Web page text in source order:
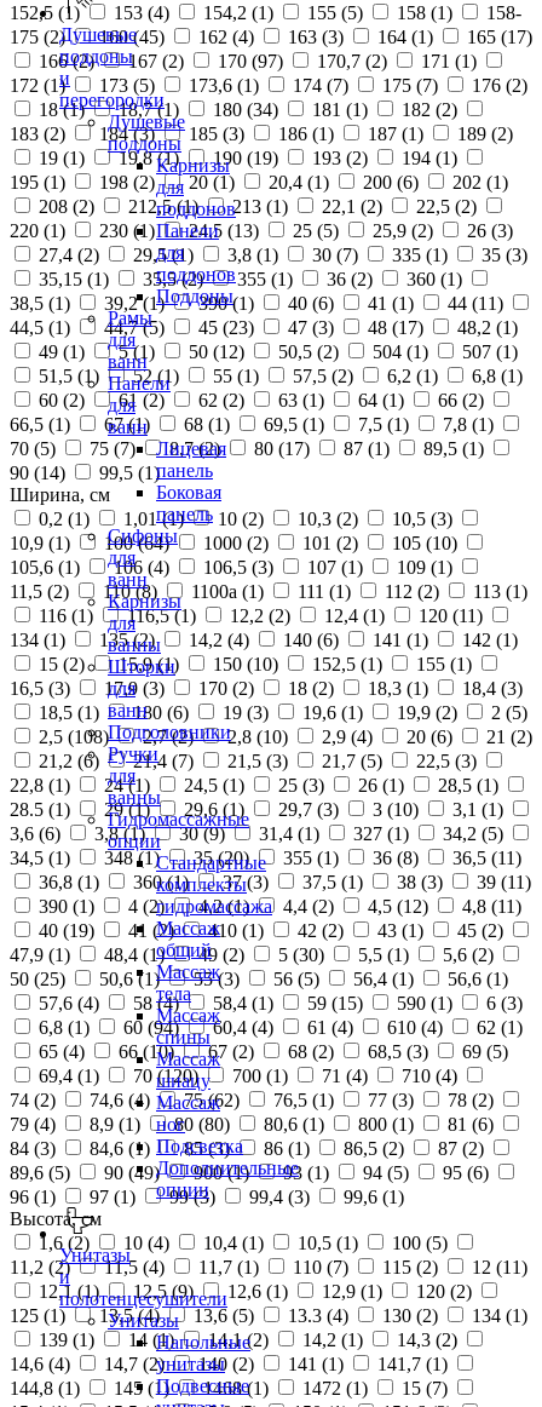
Душевые
поддоны
и
перегородки
Душевые
поддоны
Карнизы
для
поддонов
Панели
для
поддонов
Поддоны
Рамы
для
ванн
Панели
для
ванн
Лицевая
панель
Боковая
панель
Сифоны
для
ванн
Карнизы
для
ванны
Шторки
для
ванн
Подголовники
Ручки
для
ванны
Гидромассажные
опции
Стандартные
комплекты
гидромассажа
Массаж
общий
Массаж
тела
Массаж
спины
Массаж
шиацу
Массаж
ног
Подсветка
Дополнительные
опции
Унитазы
и
полотенцесушители
Унитазы
Напольные
унитазы
Подвесные
152,5 (1) 153 (4) 154,2 (1) 155 (5) 158 (1)
158-
175 (2) 160 (45) 162 (4) 163 (3) 164 (1) 165 (17)
166 (2) 167 (2) 170 (97) 170,7 (2) 171 (1)
172 (1) 173 (5) 173,6 (1) 174 (7) 175 (7) 176 (2)
18 (1) 18,7 (1) 180 (34) 181 (1) 182 (2)
183 (2) 184 (3) 185 (3) 186 (1) 187 (1) 189 (2)
19 (1) 19,8 (1) 190 (19) 193 (2) 194 (1)
195 (1) 198 (2) 20 (1) 20,4 (1) 200 (6) 202 (1)
208 (2) 212,5 (1) 213 (1) 22,1 (2) 22,5 (2)
220 (1) 230 (1) 24,5 (13) 25 (5) 25,9 (2) 26 (3)
27,4 (2) 29,5 (1) 3,8 (1) 30 (7) 335 (1) 35 (3)
35,15 (1) 35,5 (2) 355 (1) 36 (2) 360 (1)
38,5 (1) 39,2 (1) 390 (1) 40 (6) 41 (1) 44 (11)
44,5 (1) 44,7 (5) 45 (23) 47 (3) 48 (17) 48,2 (1)
49 (1) 5 (1) 50 (12) 50,5 (2) 504 (1) 507 (1)
51,5 (1) 52 (1) 55 (1) 57,5 (2) 6,2 (1) 6,8 (1)
60 (2) 61 (2) 62 (2) 63 (1) 64 (1) 66 (2)
66,5 (1) 67 (1) 68 (1) 69,5 (1) 7,5 (1) 7,8 (1)
70 (5) 75 (7) 8,7 (2) 80 (17) 87 (1) 89,5 (1)
90 (14) 99,5 (1)
Ширина, см
0,2 (1) 1,01 (1) 10 (2) 10,3 (2) 10,5 (3)
10,9 (1) 100 (64) 1000 (2) 101 (2) 105 (10)
105,6 (1) 106 (4) 106,5 (3) 107 (1) 109 (1)
11,5 (2) 110 (8) 1100а (1) 111 (1) 112 (2) 113 (1)
116 (1) 116,5 (1) 12,2 (2) 12,4 (1) 120 (11)
134 (1) 135 (2) 14,2 (4) 140 (6) 141 (1) 142 (1)
15 (2) 15,9 (1) 150 (10) 152,5 (1) 155 (1)
16,5 (3) 17,9 (3) 170 (2) 18 (2) 18,3 (1) 18,4 (3)
18,5 (1) 180 (6) 19 (3) 19,6 (1) 19,9 (2) 2 (5)
2,5 (108) 2,7 (2) 2,8 (10) 2,9 (4) 20 (6) 21 (2)
21,2 (6) 21,4 (7) 21,5 (3) 21,7 (5) 22,5 (3)
22,8 (1) 24 (1) 24,5 (1) 25 (3) 26 (1) 28,5 (1)
28.5 (1) 29 (1) 29,6 (1) 29,7 (3) 3 (10) 3,1 (1)
3,6 (6) 3,8 (1) 30 (9) 31,4 (1) 327 (1) 34,2 (5)
34,5 (1) 348 (1) 35 (20) 355 (1) 36 (8) 36,5 (11)
36,8 (1) 360 (1) 37 (3) 37,5 (1) 38 (3) 39 (11)
390 (1) 4 (2) 4,2 (1) 4,4 (2) 4,5 (12) 4,8 (11)
40 (19) 41 (2) 410 (1) 42 (2) 43 (1) 45 (2)
47,9 (1) 48,4 (1) 49 (2) 5 (30) 5,5 (1) 5,6 (2)
50 (25) 50,6 (1) 55 (3) 56 (5) 56,4 (1) 56,6 (1)
57,6 (4) 58 (4) 58,4 (1) 59 (15) 590 (1) 6 (3)
6,8 (1) 60 (94) 60,4 (4) 61 (4) 610 (4) 62 (1)
65 (4) 66 (10) 67 (2) 68 (2) 68,5 (3) 69 (5)
69,4 (1) 70 (120) 700 (1) 71 (4) 710 (4)
74 (2) 74,6 (4) 75 (62) 76,5 (1) 77 (3) 78 (2)
79 (4) 8,9 (1) 80 (80) 80,6 (1) 800 (1) 81 (6)
84 (3) 84,6 (1) 85 (3) 86 (1) 86,5 (2) 87 (2)
89,6 (5) 90 (49) 900 (1) 93 (1) 94 (5) 95 (6)
96 (1) 97 (1) 99 (3) 99,4 (3) 99,6 (1)
Высота, см
1,6 (2) 10 (4) 10,4 (1) 10,5 (1) 100 (5)
11,2 (2) 11,5 (4) 11,7 (1) 110 (7) 115 (2) 12 (11)
12,1 (1) 12,5 (9) 12,6 (1) 12,9 (1) 120 (2)
125 (1) 13,5 (4) 13,6 (5) 13.3 (4) 130 (2) 134 (1)
139 (1) 14 (1) 14,1 (2) 14,2 (1) 14,3 (2)
14,6 (4) 14,7 (2) 140 (2) 141 (1) 141,7 (1)
144,8 (1) 145 (1) 1468 (1) 1472 (1) 15 (7)